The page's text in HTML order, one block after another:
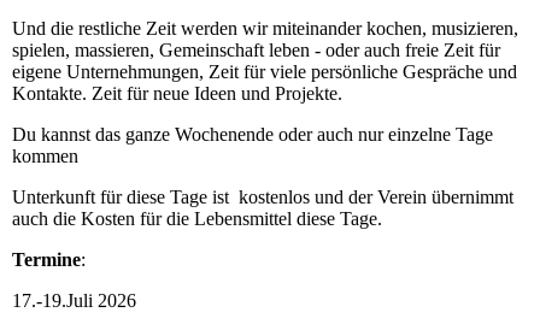
Und die restliche Zeit werden wir miteinander kochen, musizieren,
spielen, massieren, Gemeinschaft leben - oder auch freie Zeit für
eigene Unternehmungen, Zeit für viele persönliche Gespräche und
Kontakte. Zeit für neue Ideen und Projekte.
Du kannst das ganze Wochenende oder auch nur einzelne Tage
kommen
Unterkunft für diese Tage ist kostenlos und der Verein übernimmt
auch die Kosten für die Lebensmittel diese Tage.
Termine:
17.-19.Juli 2026